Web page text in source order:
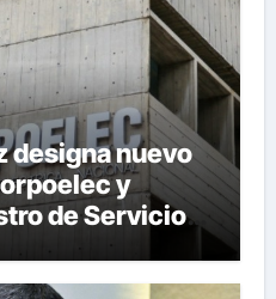
designa nuevo
y
de Servicios